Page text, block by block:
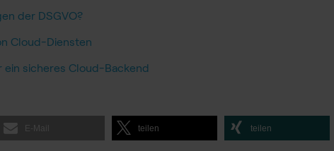
der DSGVO?
Cloud-Diensten
ein sicheres Cloud-Backend
E-Mail teilen teilen